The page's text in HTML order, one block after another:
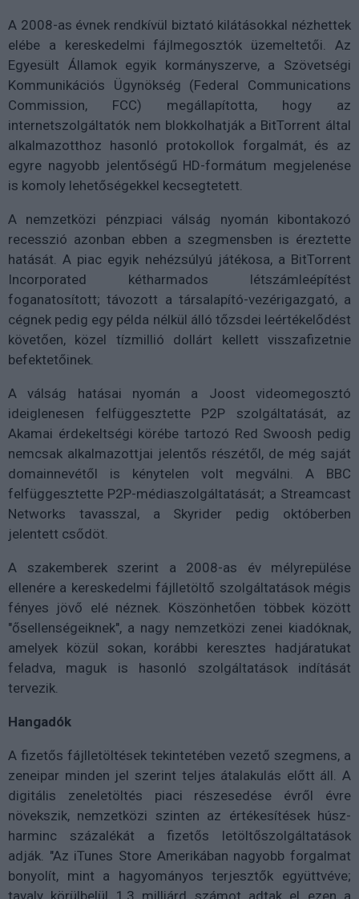
A 2008-as évnek rendkívül biztató kilátásokkal nézhettek
elébe a kereskedelmi fájlmegosztók üzemeltetői. Az
Egyesült Államok egyik kormányszerve, a Szövetségi
Kommunikációs Ügynökség (Federal Communications
Commission, FCC) megállapította, hogy az
internetszolgáltatók nem blokkolhatják a BitTorrent által
alkalmazotthoz hasonló protokollok forgalmát, és az
egyre nagyobb jelentőségű HD-formátum megjelenése
is komoly lehetőségekkel kecsegtetett.
A nemzetközi pénzpiaci válság nyomán kibontakozó
recesszió azonban ebben a szegmensben is éreztette
hatását. A piac egyik nehézsúlyú játékosa, a BitTorrent
Incorporated kétharmados létszámleépítést
foganatosított; távozott a társalapító-vezérigazgató, a
cégnek pedig egy példa nélkül álló tőzsdei leértékelődést
követően, közel tízmillió dollárt kellett visszafizetnie
befektetőinek.
A válság hatásai nyomán a Joost videomegosztó
ideiglenesen felfüggesztette P2P szolgáltatását, az
Akamai érdekeltségi körébe tartozó Red Swoosh pedig
nemcsak alkalmazottjai jelentős részétől, de még saját
domainnevétől is kénytelen volt megválni. A BBC
felfüggesztette P2P-médiaszolgáltatását; a Streamcast
Networks tavasszal, a Skyrider pedig októberben
jelentett csődöt.
A szakemberek szerint a 2008-as év mélyrepülése
ellenére a kereskedelmi fájlletöltő szolgáltatások mégis
fényes jövő elé néznek. Köszönhetően többek között
"ősellenségeiknek", a nagy nemzetközi zenei kiadóknak,
amelyek közül sokan, korábbi keresztes hadjáratukat
feladva, maguk is hasonló szolgáltatások indítását
tervezik.
Hangadók
A fizetős fájlletöltések tekintetében vezető szegmens, a
zeneipar minden jel szerint teljes átalakulás előtt áll. A
digitális zeneletöltés piaci részesedése évről évre
növekszik, nemzetközi szinten az értékesítések húsz-
harminc százalékát a fizetős letöltőszolgáltatások
adják. "Az iTunes Store Amerikában nagyobb forgalmat
bonyolít, mint a hagyományos terjesztők együttvéve;
tavaly körülbelül 1,3 milliárd számot adtak el ezen a